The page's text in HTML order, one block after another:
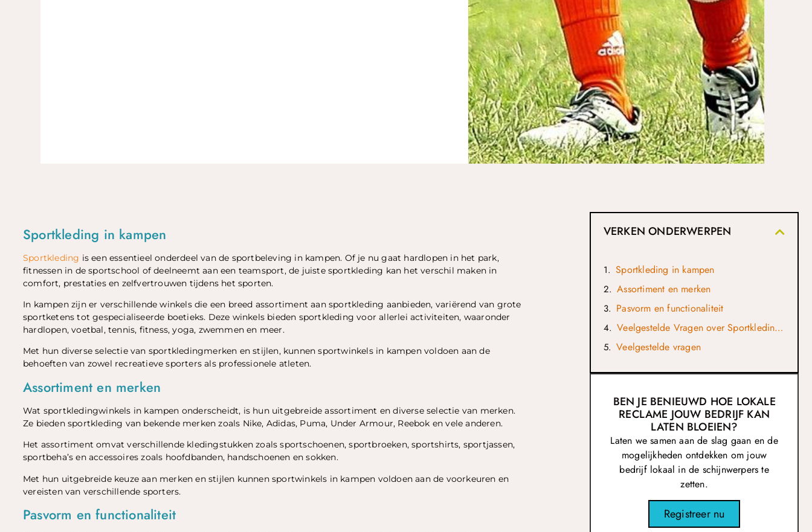
Sportkleding in kampen
Sportkleding is een essentieel onderdeel van de sportbeleving in kampen. Of je nu gaat hardlopen in het park,
fitnessen in de sportschool of deelneemt aan een teamsport, de juiste sportkleding kan het verschil maken in
comfort, prestaties en zelfvertrouwen tijdens het sporten.
In kampen zijn er verschillende winkels die een breed assortiment aan sportkleding aanbieden, variërend van grote
sportketens tot gespecialiseerde boetieks. Deze winkels bieden sportkleding voor allerlei activiteiten, waaronder
hardlopen, voetbal, tennis, fitness, yoga, zwemmen en meer.
Met hun diverse selectie van sportkledingmerken en stijlen, kunnen sportwinkels in kampen voldoen aan de
behoeften van zowel recreatieve sporters als professionele atleten.
Assortiment en merken
Wat sportkledingwinkels in kampen onderscheidt, is hun uitgebreide assortiment en diverse selectie van merken.
Ze bieden sportkleding van bekende merken zoals Nike, Adidas, Puma, Under Armour, Reebok en vele anderen.
Het assortiment omvat verschillende kledingstukken zoals sportschoenen, sportbroeken, sportshirts, sportjassen,
sportbeha’s en accessoires zoals hoofdbanden, handschoenen en sokken.
Met hun uitgebreide keuze aan merken en stijlen kunnen sportwinkels in kampen voldoen aan de voorkeuren en
vereisten van verschillende sporters.
Pasvorm en functionaliteit
VERKEN ONDERWERPEN
Sportkleding in kampen
Assortiment en merken
Pasvorm en functionaliteit
Veelgestelde Vragen over Sportkleding in kampen
Veelgestelde vragen
BEN JE BENIEUWD HOE LOKALE
RECLAME JOUW BEDRIJF KAN
LATEN BLOEIEN?
Laten we samen aan de slag gaan en de
mogelijkheden ontdekken om jouw
bedrijf lokaal in de schijnwerpers te
zetten.
Registreer nu